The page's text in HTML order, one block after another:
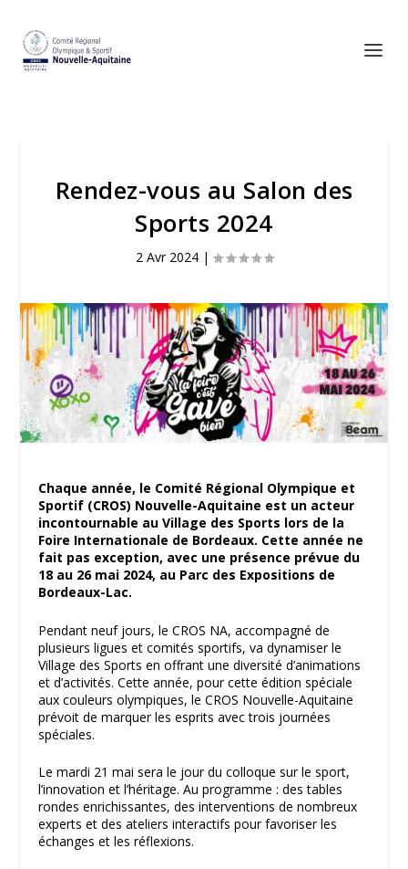
Rendez-vous au Salon des
Sports 2024
2 Avr 2024|
Chaque année, le Comité Régional Olympique et
Sportif (CROS) Nouvelle-Aquitaine est un acteur
incontournable au Village des Sports lors de la
Foire Internationale de Bordeaux. Cette année ne
fait pas exception, avec une présence prévue du
18 au 26 mai 2024, au Parc des Expositions de
Bordeaux-Lac.
Pendant neuf jours, le CROS NA, accompagné de
plusieurs ligues et comités sportifs, va dynamiser le
Village des Sports en offrant une diversité d’animations
et d’activités. Cette année, pour cette édition spéciale
aux couleurs olympiques, le CROS Nouvelle-Aquitaine
prévoit de marquer les esprits avec trois journées
spéciales.
Le mardi 21 mai sera le jour du colloque sur le sport,
l’innovation et l’héritage. Au programme : des tables
rondes enrichissantes, des interventions de nombreux
experts et des ateliers interactifs pour favoriser les
échanges et les réflexions.